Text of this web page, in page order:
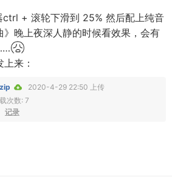
+ 滚轮下滑到 25% 然后配上纯音
》晚上夜深人静的时候看效果，会有
来：
2020-4-29 22:50 上传
次数: 7
记录